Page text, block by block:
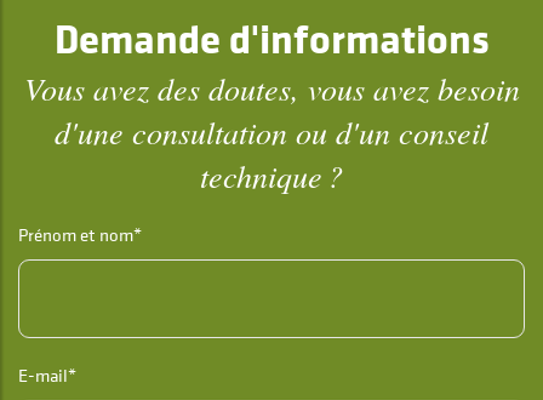
Demande d'informations
Vous avez des doutes, vous avez besoin
d'une consultation ou d'un conseil
technique ?
Prénom et nom*
E-mail*